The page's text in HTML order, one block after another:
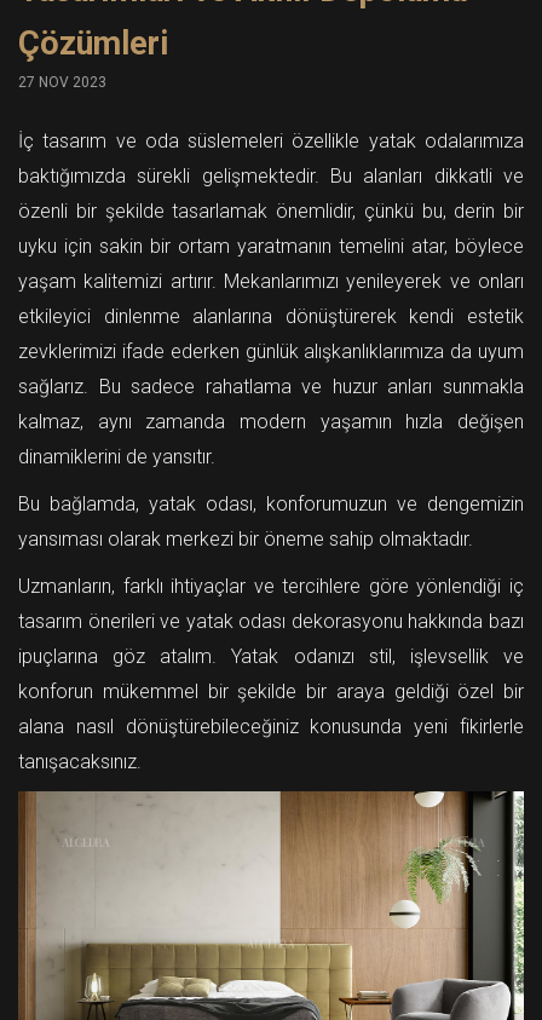
Çözümleri
27 NOV 2023
İç tasarım ve oda süslemeleri özellikle yatak odalarımıza
baktığımızda sürekli gelişmektedir. Bu alanları dikkatli ve
özenli bir şekilde tasarlamak önemlidir, çünkü bu, derin bir
uyku için sakin bir ortam yaratmanın temelini atar, böylece
yaşam kalitemizi artırır. Mekanlarımızı yenileyerek ve onları
etkileyici dinlenme alanlarına dönüştürerek kendi estetik
zevklerimizi ifade ederken günlük alışkanlıklarımıza da uyum
sağlarız. Bu sadece rahatlama ve huzur anları sunmakla
kalmaz, aynı zamanda modern yaşamın hızla değişen
dinamiklerini de yansıtır.
Bu bağlamda, yatak odası, konforumuzun ve dengemizin
yansıması olarak merkezi bir öneme sahip olmaktadır.
Uzmanların, farklı ihtiyaçlar ve tercihlere göre yönlendiği iç
tasarım önerileri ve yatak odası dekorasyonu hakkında bazı
ipuçlarına göz atalım. Yatak odanızı stil, işlevsellik ve
konforun mükemmel bir şekilde bir araya geldiği özel bir
alana nasıl dönüştürebileceğiniz konusunda yeni fikirlerle
tanışacaksınız.